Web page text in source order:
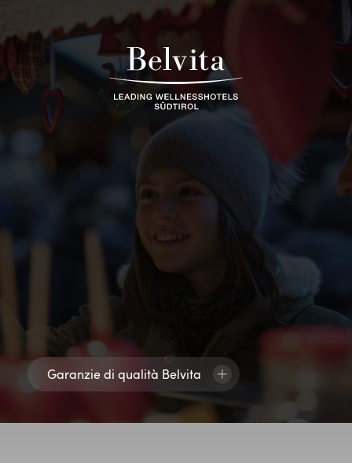
Garanzie di qualità Belvita